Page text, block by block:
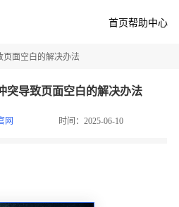
首页帮助中心
页面空白的解决办法
突导致页面空白的解决办法
网 时间：2025-06-10